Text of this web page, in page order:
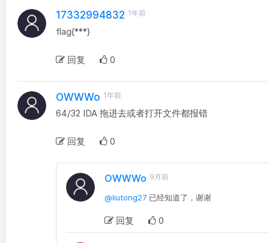
17332994832 1年前
flag{***}
回复 0
OWWWo 1年前
64/32 IDA 拖进去或者打开文件都报错
回复 0
OWWWo 9月前
@liutong27 已经知道了，谢谢
回复 0